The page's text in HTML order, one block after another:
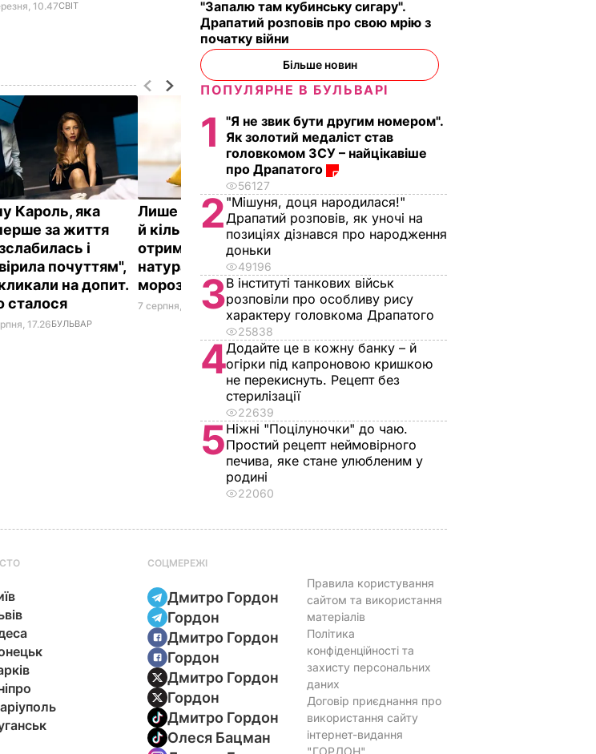
10.47СВІТ
Кароль, яка
за життя
і
почуттям",
на допит.
сталося
17.26БУЛЬВАР
Лише три інгредієнти
й кілька хвилин – і ви
отримаєте вдома
натуральне
морозиво
7 серпня, 16.17БУЛЬВАР
Як із Путіна "знімали
мірку" для Колобка,
протести в РФ
7 серпня, 15.53БУЛЬВАР
"Запалю там кубинську сигару".
Драпатий розповів про свою мрію з
початку війни
Більше новин
ПОПУЛЯРНЕ В БУЛЬВАРІ
1
"Я не звик бути другим номером".
Як золотий медаліст став
головкомом ЗСУ – найцікавіше
про Драпатого
56127
2 "Мішуня, доця народилася!"
Драпатий розповів, як уночі на
позиціях дізнався про народження
доньки
49196
3В інституті танкових військ
розповіли про особливу рису
характеру головкома Драпатого
25838
4Додайте це в кожну банку – й
огірки під капроновою кришкою
не перекиснуть. Рецепт без
стерилізації
22639
5Ніжні "Поцілуночки" до чаю.
Простий рецепт неймовірного
печива, яке стане улюбленим у
родині
22060
СОЦМЕРЕЖІ
Дмитро Гордон
Гордон
Дмитро Гордон
Гордон
Дмитро Гордон
Гордон
Дмитро Гордон
Олеся Бацман
Правила користування
сайтом та використання
матеріалів
Політика
конфіденційності та
захисту персональних
даних
Договір приєднання про
використання сайту
інтернет-видання
"ГОРДОН"